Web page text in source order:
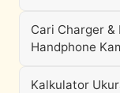
Cari Charger
Handphone
Kalkulator